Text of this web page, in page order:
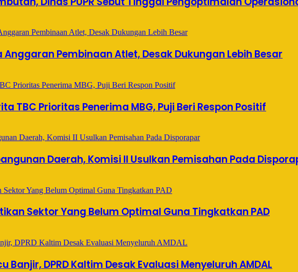
Pembinaan Atlet, Desak Dukungan Lebih Besar
TBC Prioritas Penerima MBG, Puji Beri Respon Positif
Daerah, Komisi II Usulkan Pemisahan Pada
Sektor Yang Belum Optimal Guna Tingkatkan PAD
DPRD Kaltim Desak Evaluasi Menyeluruh AMDAL